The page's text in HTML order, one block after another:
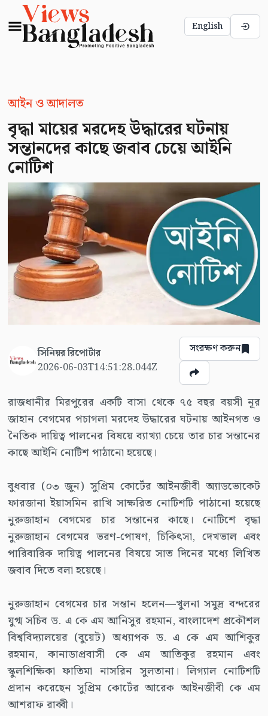
English
আইন ও আদালত
বৃদ্ধা মায়ের মরদেহ উদ্ধারের ঘটনায়
সন্তানদের কাছে জবাব চেয়ে আইনি
নোটিশ
সিনিয়র রিপোর্টার
2026-06-03T14:51:28.044Z
সংরক্ষণ করুন
রাজধানীর মিরপুরের একটি বাসা থেকে ৭৫ বছর বয়সী নূর
জাহান বেগমের পচাগলা মরদেহ উদ্ধারের ঘটনায় আইনগত ও
নৈতিক দায়িত্ব পালনের বিষয়ে ব্যাখ্যা চেয়ে তার চার সন্তানের
কাছে আইনি নোটিশ পাঠানো হয়েছে।
বুধবার (০৩ জুন) সুপ্রিম কোর্টের আইনজীবী অ্যাডভোকেট
ফারজানা ইয়াসমিন রাখি সাক্ষরিত নোটিশটি পাঠানো হয়েছে
নুরুজাহান বেগমের চার সন্তানের কাছে। নোটিশে বৃদ্ধা
নুরুজাহান বেগমের ভরণ-পোষণ, চিকিৎসা, দেখভাল এবং
পারিবারিক দায়িত্ব পালনের বিষয়ে সাত দিনের মধ্যে লিখিত
জবাব দিতে বলা হয়েছে।
নুরুজাহান বেগমের চার সন্তান হলেন—খুলনা সমুদ্র বন্দরের
যুগ্ম সচিব ড. এ কে এম আনিসুর রহমান, বাংলাদেশ প্রকৌশল
বিশ্ববিদ্যালয়ের (বুয়েট) অধ্যাপক ড. এ কে এম আশিকুর
রহমান, কানাডাপ্রবাসী কে এম আতিকুর রহমান এবং
স্কুলশিক্ষিকা ফাতিমা নাসরিন সুলতানা। লিগ্যাল নোটিশটি
প্রদান করেছেন সুপ্রিম কোর্টের আরেক আইনজীবী কে এম
আশরাফ রাব্বী।